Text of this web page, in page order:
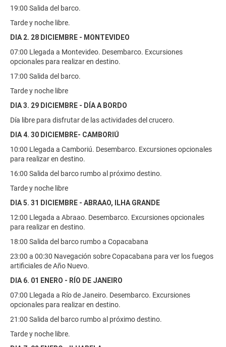
19:00 Salida del barco.
Tarde y noche libre.
DIA 2. 28 DICIEMBRE - MONTEVIDEO
07:00 Llegada a Montevideo. Desembarco. Excursiones
opcionales para realizar en destino.
17:00 Salida del barco.
Tarde y noche libre
DIA 3. 29 DICIEMBRE - DÍA A BORDO
Día libre para disfrutar de las actividades del crucero.
DIA 4. 30 DICIEMBRE- CAMBORIÚ
10:00 Llegada a Camboriú. Desembarco. Excursiones opcionales
para realizar en destino.
16:00 Salida del barco rumbo al próximo destino.
Tarde y noche libre
DIA 5. 31 DICIEMBRE - ABRAAO, ILHA GRANDE
12:00 Llegada a Abraao. Desembarco. Excursiones opcionales
para realizar en destino.
18:00 Salida del barco rumbo a Copacabana
23:00 a 00:30 Navegación sobre Copacabana para ver los fuegos
artificiales de Año Nuevo.
DIA 6. 01 ENERO - RÍO DE JANEIRO
07:00 Llegada a Río de Janeiro. Desembarco. Excursiones
opcionales para realizar en destino.
21:00 Salida del barco rumbo al próximo destino.
Tarde y noche libre.